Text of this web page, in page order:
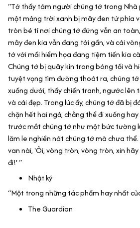
“Tớ thấy tám người chúng tớ trong Nhà
một mảng trời xanh bị mây đen tứ phía
tròn bé tí nơi chúng tớ đứng vẫn an
mây đen kia vẫn đang tới gần, và cái
tớ với mối hiểm họa đang tiệm tiến kia
Chúng tớ bị quây kín trong bóng tối và
tuyệt vọng tìm đường thoát ra, chúng tớ
xuống dưới, thấy chiến tranh, ngước lên
và cái đẹp. Trong lúc ấy, chúng tớ đã bị
chặn hết hai ngả, chẳng thể đi xuống
trước mắt chúng tớ như một bức tường
lăm le nghiền nát chúng tớ mà chưa
van nài, 'Ôi, vòng tròn, vòng tròn, xin
đi!' “
Nhật ký
“Một trong những tác phẩm hay nhất
The Guardian